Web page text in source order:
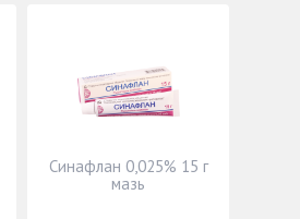
Синафлан 0,025% 15 г
мазь